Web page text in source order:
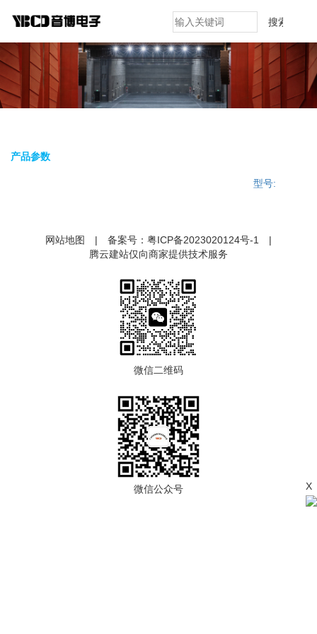
搜索
产品参数
型号:
网站地图 | 备案号： 粤ICP备2023020124号-1
|
腾云建站仅向商家提供技术服务
微信二维码
微信公众号 X